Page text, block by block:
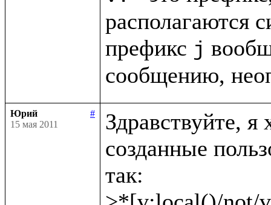
располагаются
префикс j
сообщению,
Юрий
#
15 мая 2011
Здравствуйте, я
созданные
так: